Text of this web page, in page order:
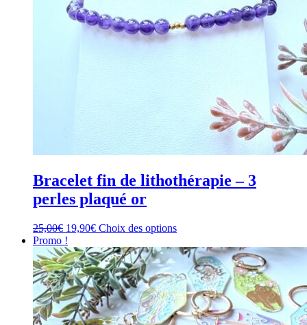
Bracelet fin de lithothérapie – 3
perles plaqué or
25,00€ Le
prix
initial
était :
25,00€.
19,90€Le
actuel
est :
19,90€.
Choix des optionsCe
a
plusieurs
variations.
Les
options
peuvent
Promo !